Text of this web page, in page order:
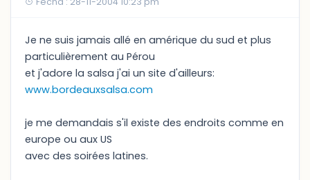
Je ne suis jamais allé en amérique du sud et plus
particulièrement au Pérou
et j'adore la salsa j'ai un site d'ailleurs:
www.bordeauxsalsa.com
je me demandais s'il existe des endroits comme en
europe ou aux US
avec des soirées latines.